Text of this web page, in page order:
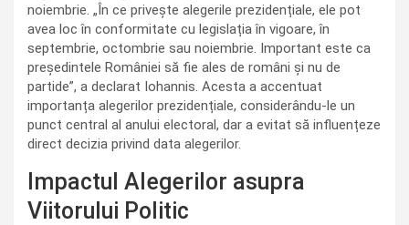
noiembrie. „În ce privește alegerile prezidențiale, ele pot
avea loc în conformitate cu legislația în vigoare, în
septembrie, octombrie sau noiembrie. Important este ca
președintele României să fie ales de români și nu de
partide”, a declarat Iohannis. Acesta a accentuat
importanța alegerilor prezidențiale, considerându-le un
punct central al anului electoral, dar a evitat să influențeze
direct decizia privind data alegerilor.
Impactul Alegerilor asupra
Viitorului Politic